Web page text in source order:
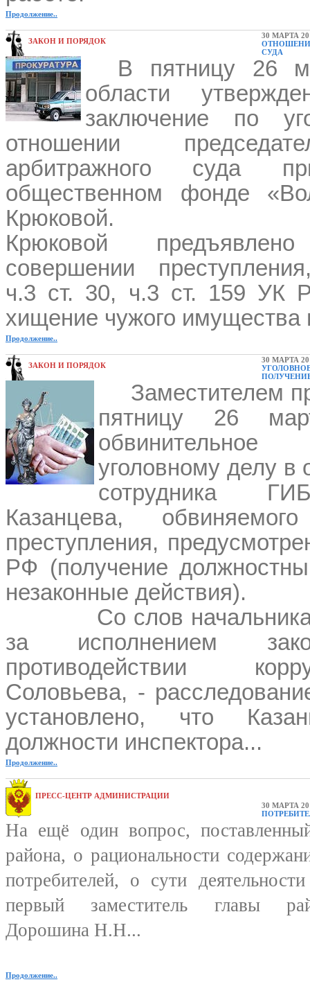
Продолжение..
ЗАКОН И ПОРЯДОК
30 МАРТА
СУДА
В пятницу 26
области
заключение по
отношении
арбитражного суда
общественном фонде
Крюковой.
Крюковой
совершении
ч.3 ст. 30, ч.3 ст. 159 УК
хищение чужого имущества
Продолжение..
ЗАКОН И ПОРЯДОК
30 МАРТА
Заместителем
пятницу 26
уголовному делу
сотрудника
Казанцева,
преступления,
РФ (получение
незаконные действия).
Со слов
за исполнением
противодействии
Соловьева, -
установлено, что
должности инспектора...
Продолжение..
ПРЕСС-ЦЕНТР АДМИНИСТРАЦИИ
30 МАРТА
На ещё один вопрос,
района, о рациональности
потребителей, о сути
первый заместитель главы
Дорошина Н.Н...
Продолжение..